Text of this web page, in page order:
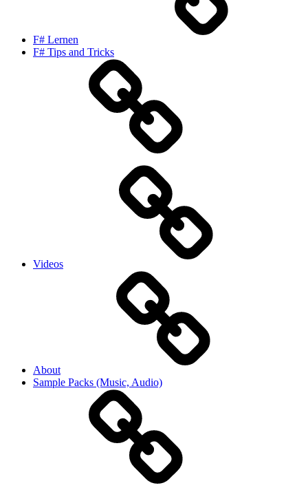
F# Lernen
F# Tips and Tricks
Videos
About
Sample Packs (Music, Audio)